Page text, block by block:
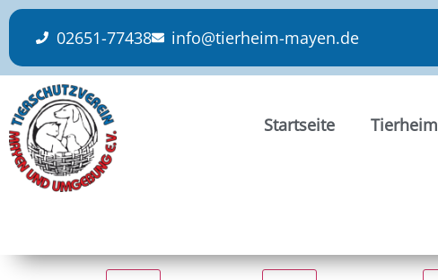
content
02651-77438 info@tierheim-mayen.de
Startseite Tierheim